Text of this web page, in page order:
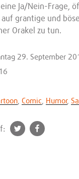
Ja/Nein-Frage,
auf grantige und
Orakel zu tun.
29. September
,Comic Humor,
t
f